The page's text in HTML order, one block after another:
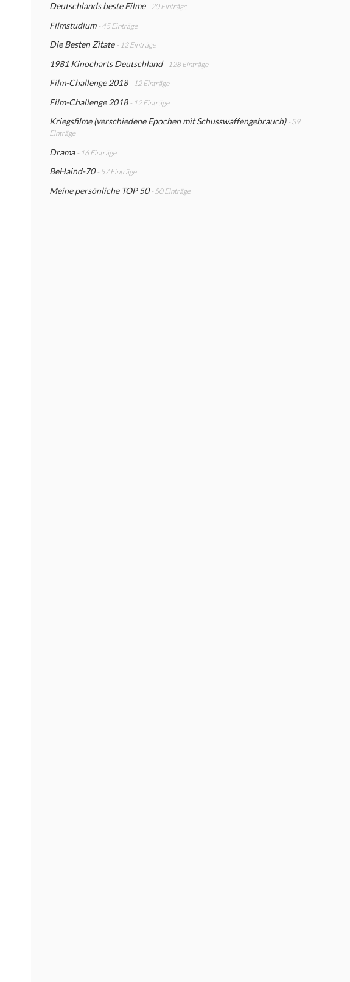
Deutschlands beste Filme - 20 Einträge
Filmstudium - 45 Einträge
Die Besten Zitate - 12 Einträge
1981 Kinocharts Deutschland - 128 Einträge
Film-Challenge 2018 - 12 Einträge
Film-Challenge 2018 - 12 Einträge
Kriegsfilme (verschiedene Epochen mit Schusswaffengebrauch) - 39
Einträge
Drama - 16 Einträge
BeHaind-70 - 57 Einträge
Meine persönliche TOP 50 - 50 Einträge